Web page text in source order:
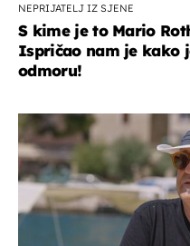
NEPRIJATELJ IZ SJENE
S kime je to Mario
Ispričao nam je kako
odmoru!